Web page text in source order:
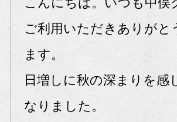
ご利用いただきありがと
ます。
日増しに秋の深まりを感
なりました。